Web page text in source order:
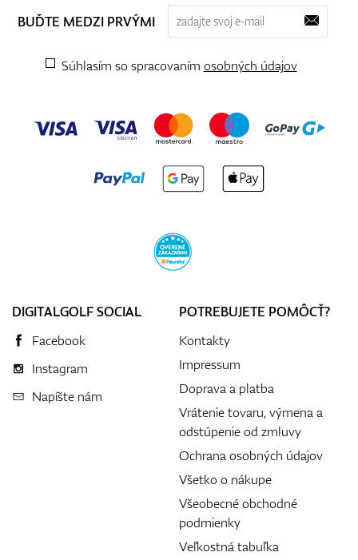
BUĎTE MEDZI PRVÝMI
Súhlasím so spracovaním osobných údajov
DIGITALGOLF SOCIAL
Facebook
Instagram
Napíšte nám
POTREBUJETE POMÔCŤ?
Kontakty
Impressum
Doprava a platba
Vrátenie tovaru, výmena a
odstúpenie od zmluvy
Ochrana osobných údajov
Všetko o nákupe
Všeobecné obchodné
podmienky
Veľkostná tabuľka